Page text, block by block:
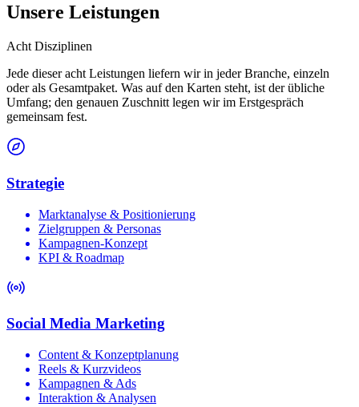
Unsere Leistungen
Acht Disziplinen
Jede dieser acht Leistungen liefern wir in jeder Branche, einzeln
oder als Gesamtpaket. Was auf den Karten steht, ist der übliche
Umfang; den genauen Zuschnitt legen wir im Erstgespräch
gemeinsam fest.
Strategie
Marktanalyse & Positionierung
Zielgruppen & Personas
Kampagnen-Konzept
KPI & Roadmap
Social Media Marketing
Content & Konzeptplanung
Reels & Kurzvideos
Kampagnen & Ads
Interaktion & Analysen